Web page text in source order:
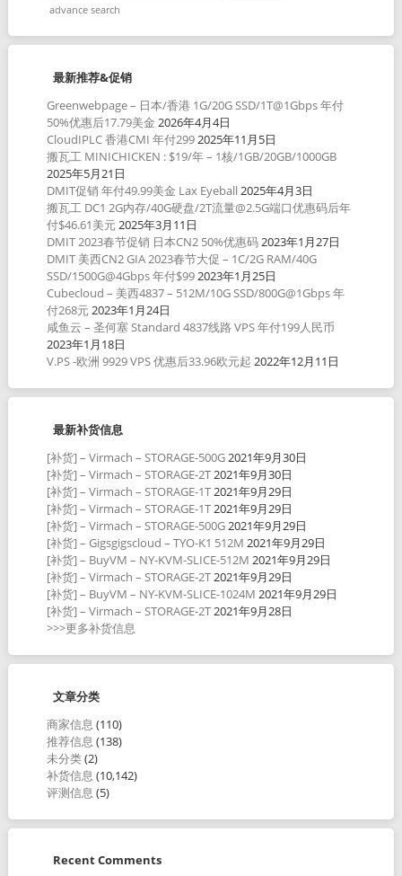
advance search
最新推荐&促销
Greenwebpage – 日本/香港 1G/20G SSD/1T@1Gbps 年付
50%优惠后17.79美金 2026年4月4日
CloudIPLC 香港CMI 年付2992025年11月5日
搬瓦工 MINICHICKEN : $19/年 – 1核/1GB/20GB/1000GB
2025年5月21日
DMIT促销 年付49.99美金 Lax Eyeball 2025年4月3日
搬瓦工 DC1 2G内存/40G硬盘/2T流量@2.5G端口优惠码后年
付$46.61美元2025年3月11日
DMIT 2023春节促销 日本CN2 50%优惠码2023年1月27日
DMIT 美西CN2 GIA 2023春节大促 – 1C/2G RAM/40G
SSD/1500G@4Gbps 年付$992023年1月25日
Cubecloud – 美西4837 – 512M/10G SSD/800G@1Gbps 年
付268元2023年1月24日
咸鱼云 – 圣何塞 Standard 4837线路 VPS 年付199人民币
2023年1月18日
V.PS -欧洲 9929 VPS 优惠后33.96欧元起 2022年12月11日
最新补货信息
[补货] – Virmach – STORAGE-500G2021年9月30日
[补货] – Virmach – STORAGE-2T2021年9月30日
[补货] – Virmach – STORAGE-1T2021年9月29日
[补货] – Virmach – STORAGE-1T2021年9月29日
[补货] – Virmach – STORAGE-500G2021年9月29日
[补货] – Gigsgigscloud – TYO-K1 512M 2021年9月29日
[补货] – BuyVM – NY-KVM-SLICE-512M 2021年9月29日
[补货] – Virmach – STORAGE-2T2021年9月29日
[补货] – BuyVM – NY-KVM-SLICE-1024M 2021年9月29日
[补货] – Virmach – STORAGE-2T2021年9月28日
>>>更多补货信息
文章分类
商家信息 (110)
推荐信息 (138)
未分类(2)
补货信息 (10,142)
评测信息 (5)
Recent Comments